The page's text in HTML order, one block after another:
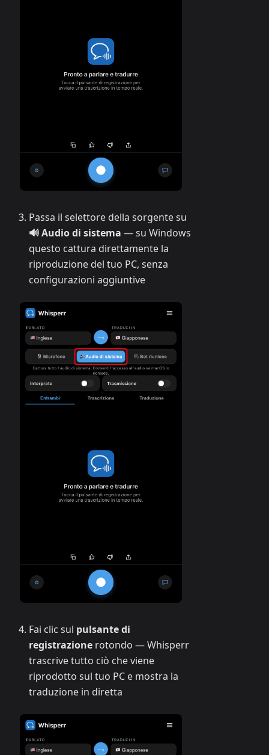
Passa il selettore della sorgente su
🔊 Audio di sistema — su Windows
questo cattura direttamente la
riproduzione del tuo PC, senza
configurazioni aggiuntive
Fai clic sul pulsante di
registrazione rotondo — Whisperr
trascrive tutto ciò che viene
riprodotto sul tuo PC e mostra la
traduzione in diretta